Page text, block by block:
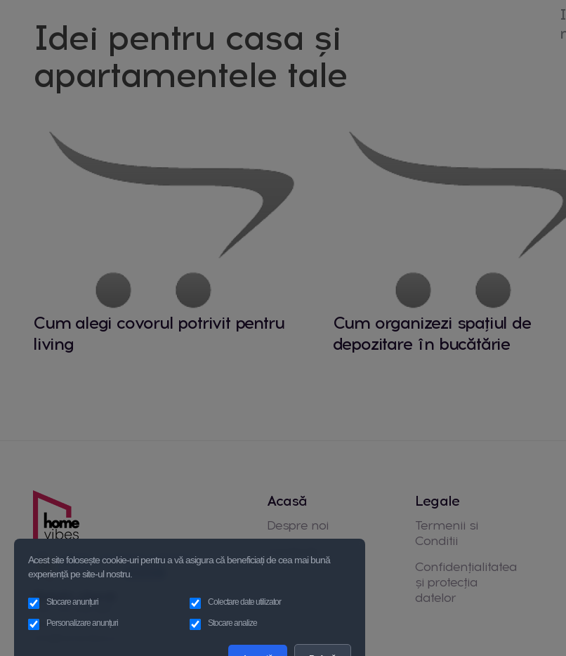
Idei pentru casa și
apartamentele tale
Cum alegi covorul potrivit pentru
living
Cum organizezi spațiul de
depozitare în bucătărie
Relatii clienți
+40 723 339 595
+40 721 110 938
Acasă
Despre noi
Legale
Termenii si
Conditii
Confidențialitatea
și protecția
datelor
Acest site folosește cookie-uri pentru a vă asigura că beneficiați de cea mai bună
experiență pe site-ul nostru.
Stocare anunțuri Colectare date utilizator
Personalizare anunțuri Stocare analize